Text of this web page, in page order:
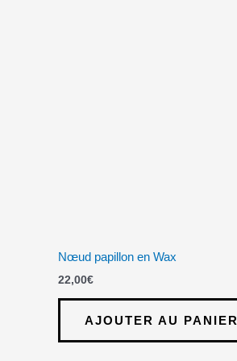
Nœud papillon en Wax
22,00€
AJOUTER AU PANIER